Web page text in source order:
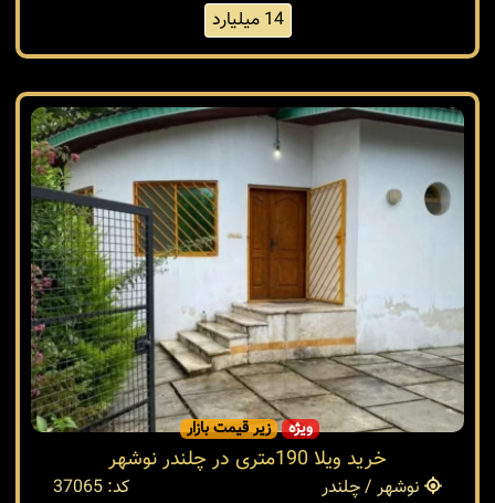
14 میلیارد
ویژه زیر قیمت بازار
خرید ویلا 190متری در چلندر نوشهر
نوشهر / چلندر
کد: 37065